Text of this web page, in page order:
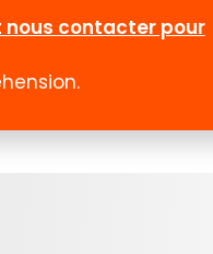
Emploi
nous contacter pour